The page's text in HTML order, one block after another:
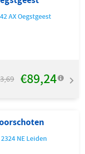
2324 NE Leiden
AXOegstgeest
€89,24